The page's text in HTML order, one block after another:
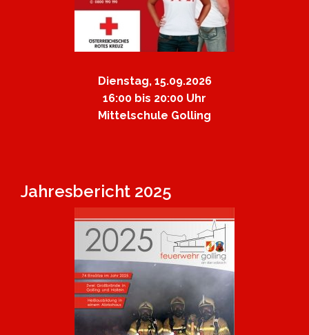
Dienstag, 15.09.2026
16:00 bis 20:00 Uhr
Mittelschule Golling
Jahresbericht 2025